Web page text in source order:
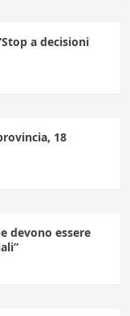
a decisioni
18
devono essere